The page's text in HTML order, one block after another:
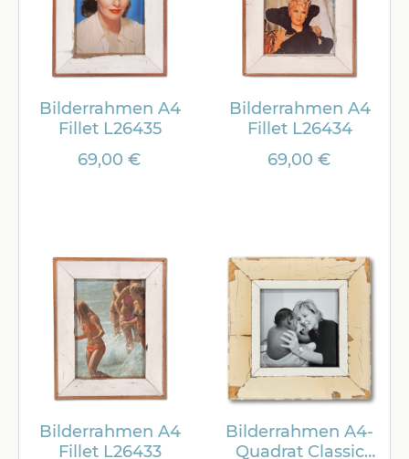
Bilderrahmen A4
Fillet L26435
69,00 €
Bilderrahmen A4
Fillet L26434
69,00 €
Bilderrahmen A4
Fillet L26433
Bilderrahmen A4-
Quadrat Classic